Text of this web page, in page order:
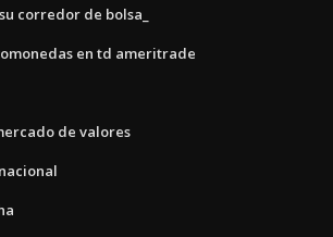
corredor de bolsa_
en td ameritrade
de valores